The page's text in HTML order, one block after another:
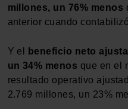
digitales)
Obtenga más información
sección de datos. Puede
consentimiento en
de cookies.
millones, un 76% menos
anterior cuando
Y el
beneficio neto
un 34% menos que en el
resultado operativo
2.769 millones, un 23%